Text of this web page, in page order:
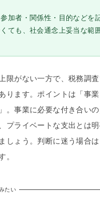
加者・関係性・目的などを
ても、社会通念上妥当な範
限がない一方で、税務調
ります。ポイントは「事
。事業に必要な付き合い
プライベートな支出とは明
しょう。判断に迷う場合
。
たい